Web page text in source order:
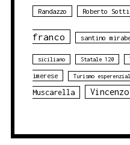
Randazzo Roberto
franco santino
siciliano Statale 120
imerese Turismo
Muscarella